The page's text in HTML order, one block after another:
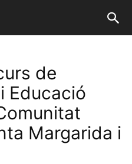
de
i Educació
Margarida i